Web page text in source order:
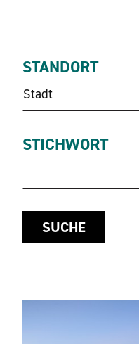
STANDORT
Stadt
STICHWORT
SUCHE